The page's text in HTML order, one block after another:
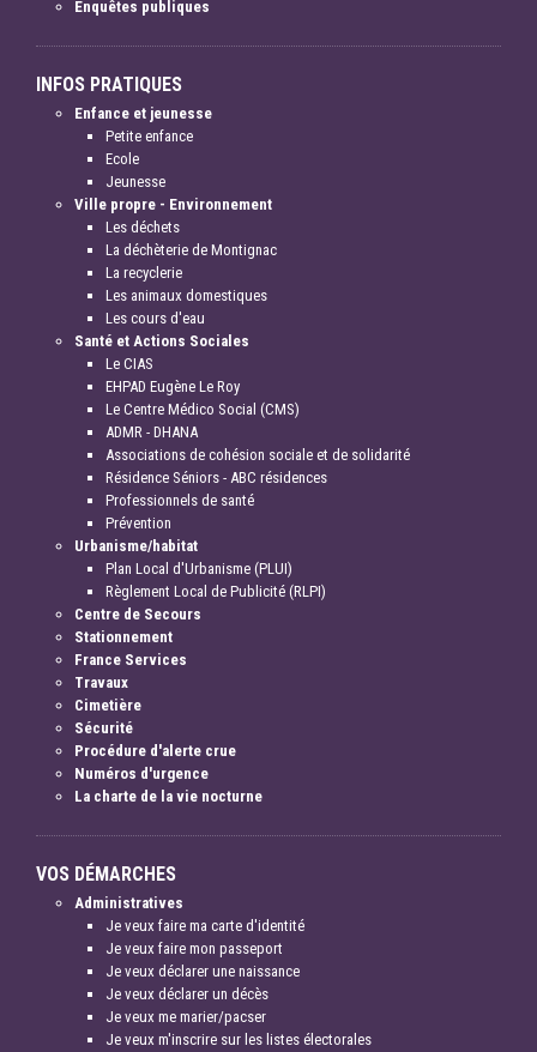
Enquêtes publiques
INFOS PRATIQUES
Enfance et jeunesse
Petite enfance
Ecole
Jeunesse
Ville propre - Environnement
Les déchets
La déchèterie de Montignac
La recyclerie
Les animaux domestiques
Les cours d'eau
Santé et Actions Sociales
Le CIAS
EHPAD Eugène Le Roy
Le Centre Médico Social (CMS)
ADMR - DHANA
Associations de cohésion sociale et de solidarité
Résidence Séniors - ABC résidences
Professionnels de santé
Prévention
Urbanisme/habitat
Plan Local d'Urbanisme (PLUI)
Règlement Local de Publicité (RLPI)
Centre de Secours
Stationnement
France Services
Travaux
Cimetière
Sécurité
Procédure d'alerte crue
Numéros d'urgence
La charte de la vie nocturne
VOS DÉMARCHES
Administratives
Je veux faire ma carte d'identité
Je veux faire mon passeport
Je veux déclarer une naissance
Je veux déclarer un décès
Je veux me marier/pacser
Je veux m'inscrire sur les listes électorales